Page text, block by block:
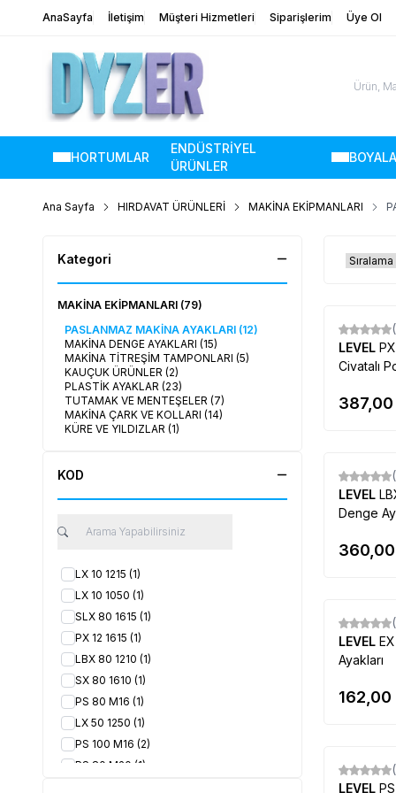
AnaSayfa İletişim Müşteri Hizmetleri Siparişlerim Üye Ol
HORTUMLAR
ENDÜSTRİYEL
ÜRÜNLER
Ana Sayfa HIRDAVAT ÜRÜNLERİ MAKİNA EKİPMANLARI
Kategori
MAKİNA EKİPMANLARI (79)
PASLANMAZ MAKİNA AYAKLARI (12)
MAKİNA DENGE AYAKLARI (15)
MAKİNA TİTREŞİM TAMPONLARI (5)
KAUÇUK ÜRÜNLER (2)
PLASTİK AYAKLAR (23)
TUTAMAK VE MENTEŞELER (7)
MAKİNA ÇARK VE KOLLARI (14)
KÜRE VE YILDIZLAR (1)
KOD
LX 10 1215 (1)
LX 10 1050 (1)
SLX 80 1615 (1)
PX 12 1615 (1)
LBX 80 1210 (1)
SX 80 1610 (1)
PS 80 M16 (1)
LX 50 1250 (1)
PS 100 M16 (2)
PS 80 M20 (1)
Yeni
LEVEL
Civatalı
387,00
Yeni
LEVEL
Denge
360,00
Yeni
LEVEL
Ayakları
162,00
Yeni
LEVEL